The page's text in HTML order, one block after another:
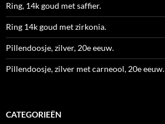
Ring, 14k goud met saffier.
Ring 14k goud met zirkonia.
Pillendoosje, zilver, 20e eeuw.
Pillendoosje, zilver met carneool, 20e eeuw.
CATEGORIEËN